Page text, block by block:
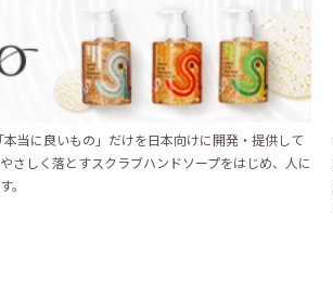
当に良いもの」だけを日本向けに開発・提供して
さしく落とすスクラブハンドソープをはじめ、人に
。